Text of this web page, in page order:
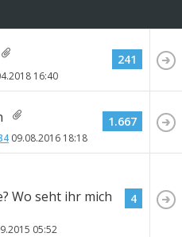
16:40
241
09.08.2016 18:18
1.667
Wo seht ihr mich
05:52
4